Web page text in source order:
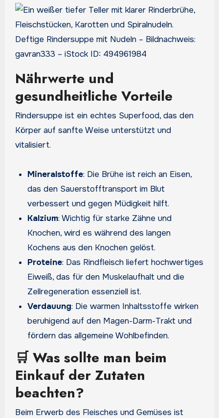
Deftige Rindersuppe mit Nudeln – Bildnachweis:
gavran333 – iStock ID: 494961984
Nährwerte und
gesundheitliche Vorteile
Rindersuppe ist ein echtes Superfood, das den
Körper auf sanfte Weise unterstützt und
vitalisiert.
Mineralstoffe: Die Brühe ist reich an Eisen,
das den Sauerstofftransport im Blut
verbessert und gegen Müdigkeit hilft.
Kalzium: Wichtig für starke Zähne und
Knochen, wird es während des langen
Kochens aus den Knochen gelöst.
Proteine: Das Rindfleisch liefert hochwertiges
Eiweiß, das für den Muskelaufhalt und die
Zellregeneration essenziell ist.
Verdauung: Die warmen Inhaltsstoffe wirken
beruhigend auf den Magen-Darm-Trakt und
fördern das allgemeine Wohlbefinden.
🛒 Was sollte man beim
Einkauf der Zutaten
beachten?
Beim Erwerb des Fleisches und Gemüses ist